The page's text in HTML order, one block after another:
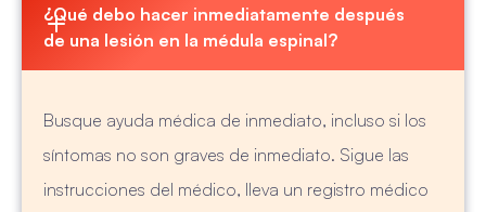
¿Qué debo hacer inmediatamente después
de una lesión en la médula espinal?
Busque ayuda médica de inmediato, incluso si los
síntomas no son graves de inmediato. Sigue las
instrucciones del médico, lleva un registro médico